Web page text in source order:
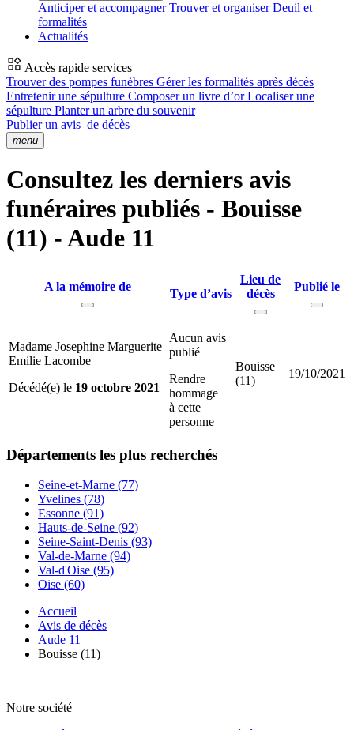
Anticiper et accompagner Trouver et organiser Deuil et
formalités
Actualités
Accès rapide services
Trouver des pompes funèbres Gérer les formalités après décès
Entretenir une sépulture Composer un livre d’orLocaliser une
sépulture Planter un arbre du souvenir
Publier un avis de décès
menu
Consultez les derniers avis
funéraires publiés - Bouisse
(11) - Aude 11
A la mémoire de
Type d’avis
Lieu de
décès
Publié le
Madame Josephine Marguerite
Emilie Lacombe
Décédé(e) le 19 octobre 2021
Aucun avis
publié
Rendre
hommage
à cette
personne
Bouisse
(11)
19/10/2021
Départements les plus recherchés
Seine-et-Marne (77)
Yvelines (78)
Essonne (91)
Hauts-de-Seine (92)
Seine-Saint-Denis (93)
Val-de-Marne (94)
Val-d'Oise (95)
Oise (60)
Accueil
Avis de décès
Aude 11
Bouisse (11)
Notre société